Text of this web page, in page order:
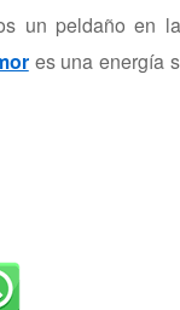
un peldaño en
es una energía